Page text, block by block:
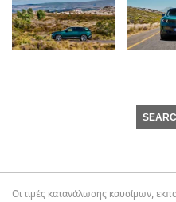
Οι τιμές κατανάλωσης καυσίμων,